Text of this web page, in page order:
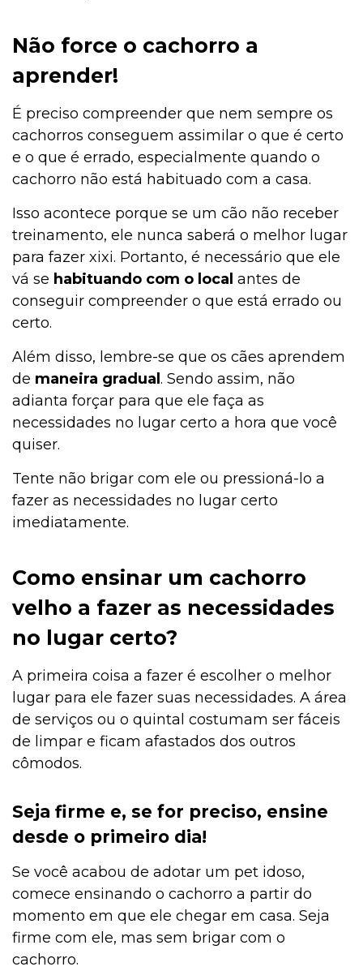
Não force o cachorro a
aprender!
É preciso compreender que nem sempre os
cachorros conseguem assimilar o que é certo
e o que é errado, especialmente quando o
cachorro não está habituado com a casa.
Isso acontece porque se um cão não receber
treinamento, ele nunca saberá o melhor lugar
para fazer xixi. Portanto, é necessário que ele
vá se habituando com o local antes de
conseguir compreender o que está errado ou
certo.
Além disso, lembre-se que os cães aprendem
de maneira gradual. Sendo assim, não
adianta forçar para que ele faça as
necessidades no lugar certo a hora que você
quiser.
Tente não brigar com ele ou pressioná-lo a
fazer as necessidades no lugar certo
imediatamente.
Como ensinar um cachorro
velho a fazer as necessidades
no lugar certo?
A primeira coisa a fazer é escolher o melhor
lugar para ele fazer suas necessidades. A área
de serviços ou o quintal costumam ser fáceis
de limpar e ficam afastados dos outros
cômodos.
Seja firme e, se for preciso, ensine
desde o primeiro dia!
Se você acabou de adotar um pet idoso,
comece ensinando o cachorro a partir do
momento em que ele chegar em casa. Seja
firme com ele, mas sem brigar com o
cachorro.